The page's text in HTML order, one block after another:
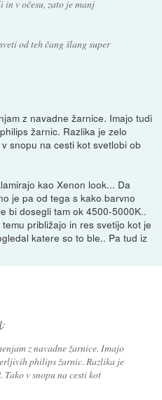
v očesu, zato je manj
od teh čang šlang super
z navadne žarnice. Imajo tudi
žarnic. Razlika je zelo
snopu na cesti kot svetlobi ob
kao Xenon look... Da
je pa od tega s kako barvno
bi dosegli tam ok 4500-5000K..
približajo in res svetijo kot je
katere so to ble.. Pa tud iz
:
z navadne žarnice. Imajo
philips žarnic. Razlika je
v snopu na cesti kot